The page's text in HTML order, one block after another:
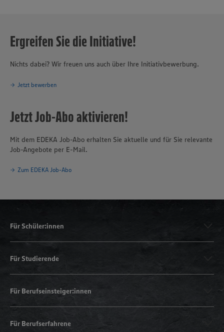
Ergreifen Sie die Initiative!
Nichts dabei? Wir freuen uns auch über Ihre Initiativbewerbung.
Jetzt bewerben
Jetzt Job-Abo aktivieren!
Mit dem EDEKA Job-Abo erhalten Sie aktuelle und für Sie relevante
Job-Angebote per E-Mail.
Zum EDEKA Job-Abo
Für Schüler:innen
Für Studierende
Für Berufseinsteiger:innen
Für Berufserfahrene